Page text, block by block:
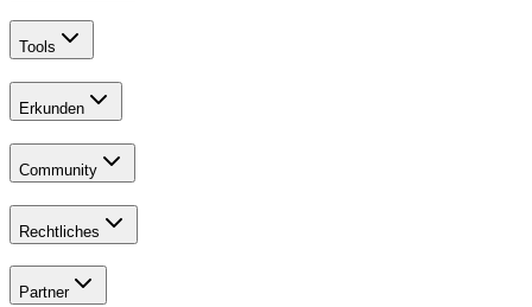
Tools
Erkunden
Community
Rechtliches
Partner